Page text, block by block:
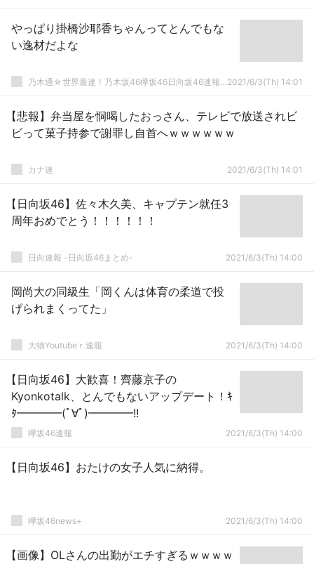
やっぱり掛橋沙耶香ちゃんってとんでもな
い逸材だよな
乃木通☆世界最速！乃木坂46欅坂46日向坂46速報まとめ2021/6/3(Th) 14:01
【悲報】弁当屋を恫喝したおっさん、テレビで放送されビ
ビって菓子持参で謝罪し自首へｗｗｗｗｗｗ
カナ速 2021/6/3(Th) 14:01
【日向坂46】佐々木久美、キャプテン就任3
周年おめでとう！！！！！！
日向速報 -日向坂46まとめ- 2021/6/3(Th) 14:00
岡尚大の同級生「岡くんは体育の柔道で投
げられまくってた」
大物Youtubeｒ速報 2021/6/3(Th) 14:00
【日向坂46】大歓喜！齊藤京子の
Kyonkotalk、とんでもないアップデート！ｷ
ﾀ━━━━(ﾟ∀ﾟ)━━━━!!
欅坂46速報 2021/6/3(Th) 14:00
【日向坂46】おたけの女子人気に納得。
欅坂46news+ 2021/6/3(Th) 14:00
【画像】OLさんの出勤がエチすぎるｗｗｗｗ